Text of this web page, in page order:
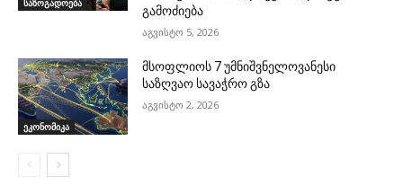
საზოგადოება
გამოძიება
აგვისტო 5, 2026
ეკონომიკა
მსოფლიოს 7 უმნიშვნელოვანესი
საზღვაო სავაჭრო გზა
აგვისტო 2, 2026